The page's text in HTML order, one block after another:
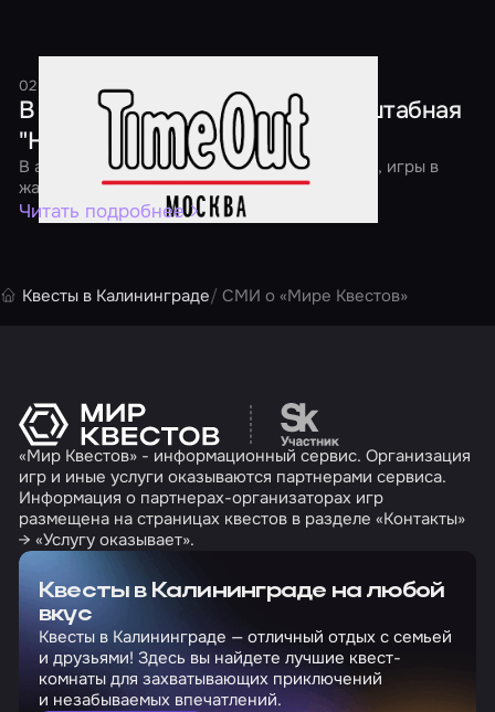
02 апреля 20161 минута
В Москве пройдет первая масштабная
"Ночь квестов"
В акции участвуют классические квест-игры, игры в
жанре перформанс и экшн
Читать подробнее
Квесты в Калининграде СМИ о «Мире Квестов»
Перейти на сайт
«Мир Квестов» - информационный сервис. Организация
игр и иные услуги оказываются партнерами сервиса.
Информация о партнерах-организаторах игр
размещена на страницах квестов в разделе «Контакты»
→ «Услугу оказывает».
Квесты в Калининграде на любой
вкус
Квесты в Калининграде — отличный отдых с семьей
и друзьями! Здесь вы найдете лучшие квест-
комнаты для захватывающих приключений
и незабываемых впечатлений.